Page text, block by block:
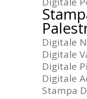
Digitale
Digitale
Digitale
Digitale
Stampa